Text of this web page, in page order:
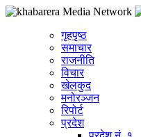
गृहपृष्ठ
समाचार
राजनीति
विचार
खेलकुद
मनोरञ्जन
रिपोर्ट
प्रदेश